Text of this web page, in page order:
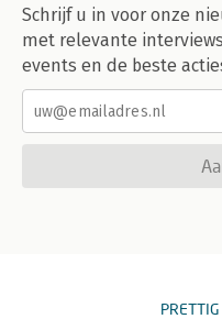
Schrijf u in voor onze
met relevante
events en de beste